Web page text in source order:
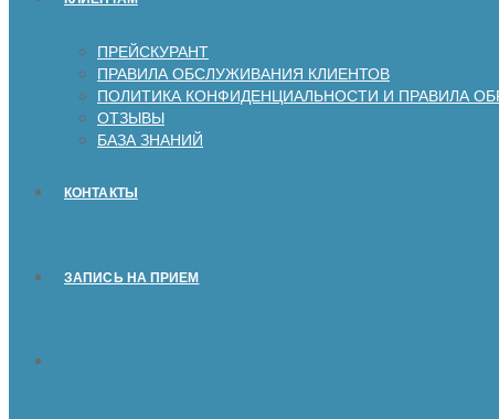
ПРЕЙСКУРАНТ
ПРАВИЛА ОБСЛУЖИВАНИЯ КЛИЕНТОВ
ПОЛИТИКА КОНФИДЕНЦИАЛЬНОСТИ И ПРАВИЛА
ОТЗЫВЫ
БАЗА ЗНАНИЙ
КОНТАКТЫ
ЗАПИСЬ НА ПРИЕМ